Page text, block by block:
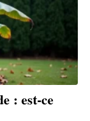
: est-ce